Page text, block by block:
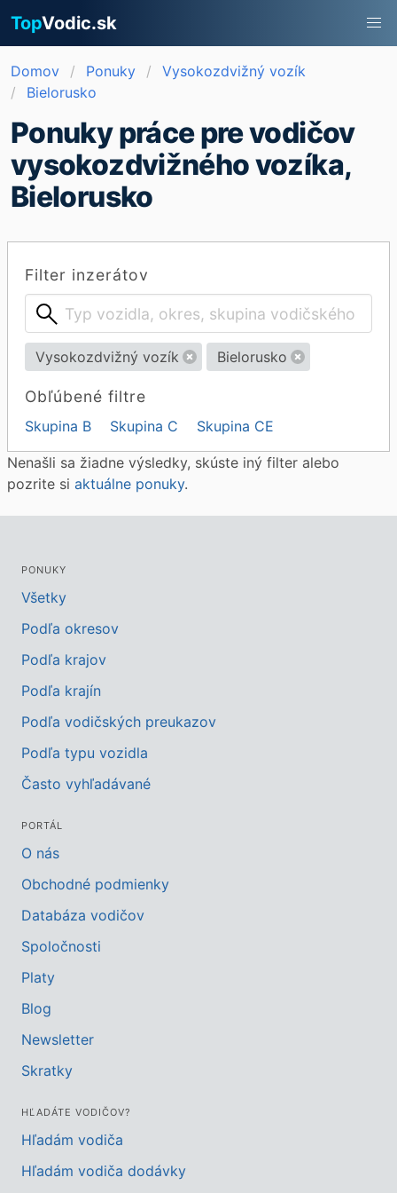
TopVodic.sk
Domov Ponuky
Vysokozdvižný vozík
Bielorusko
Ponuky práce pre vodičov
vysokozdvižného vozíka,
Bielorusko
Filter inzerátov
Vysokozdvižný vozík Bielorusko
Obľúbené filtre
Skupina B Skupina C Skupina CE
Nenašli sa žiadne výsledky, skúste iný filter alebo
pozrite si aktuálne ponuky.
PONUKY
Všetky
Podľa okresov
Podľa krajov
Podľa krajín
Podľa vodičských preukazov
Podľa typu vozidla
Často vyhľadávané
PORTÁL
O nás
Obchodné podmienky
Databáza vodičov
Spoločnosti
Platy
Blog
Newsletter
Skratky
HĽADÁTE VODIČOV?
Hľadám vodiča
Hľadám vodiča dodávky